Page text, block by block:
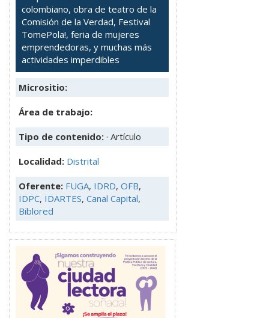
colombiano, obra de teatro de la
Comisión de la Verdad, Festival
TomePola!, feria de mujeres
emprendedoras, y muchas más
actividades imperdibles
Micrositio:
Área de trabajo:
Tipo de contenido: · Artículo
Localidad: Distrital
Oferente: FUGA, IDRD, OFB,
IDPC, IDARTES, Canal Capital,
Biblored